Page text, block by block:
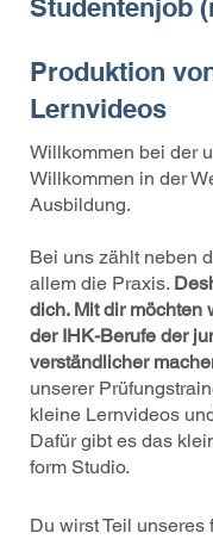
Studentenjob
Produktion
Lernvideos
Willkommen bei der
Willkommen in der
Ausbildung.
Bei uns zählt neben
allem die Praxis.
dich. Mit dir möchten
der IHK-Berufe der
verständlicher
unserer
kleine Lernvideos
Dafür gibt es das
form Studio.
Du wirst Teil unseres